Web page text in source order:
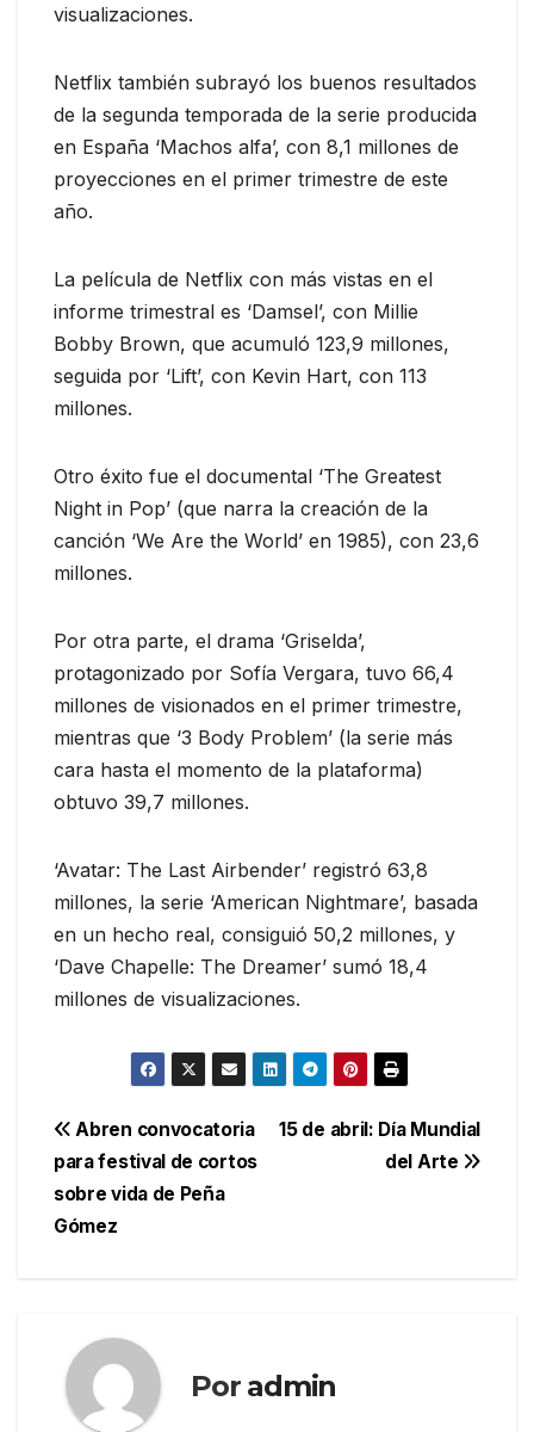
visualizaciones.
Netflix también subrayó los buenos resultados
de la segunda temporada de la serie producida
en España ‘Machos alfa’, con 8,1 millones de
proyecciones en el primer trimestre de este
año.
La película de Netflix con más vistas en el
informe trimestral es ‘Damsel’, con Millie
Bobby Brown, que acumuló 123,9 millones,
seguida por ‘Lift’, con Kevin Hart, con 113
millones.
Otro éxito fue el documental ‘The Greatest
Night in Pop’ (que narra la creación de la
canción ‘We Are the World’ en 1985), con 23,6
millones.
Por otra parte, el drama ‘Griselda’,
protagonizado por Sofía Vergara, tuvo 66,4
millones de visionados en el primer trimestre,
mientras que ‘3 Body Problem’ (la serie más
cara hasta el momento de la plataforma)
obtuvo 39,7 millones.
‘Avatar: The Last Airbender’ registró 63,8
millones, la serie ‘American Nightmare’, basada
en un hecho real, consiguió 50,2 millones, y
‘Dave Chapelle: The Dreamer’ sumó 18,4
millones de visualizaciones.
Navegación
de
entradas
15 de abril: Día Mundial
del Arte
Abren convocatoria
para festival de cortos
sobre vida de Peña
Gómez
Por admin